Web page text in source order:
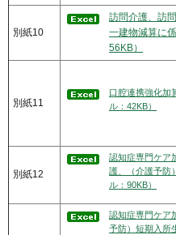
別紙10
訪問介護、訪
一建物減算に
56KB）
別紙11
口腔連携強化加
ル：42KB）
別紙12
認知症専門ケア
護、（介護予防
ル：90KB）
認知症専門ケア
予防）短期入所